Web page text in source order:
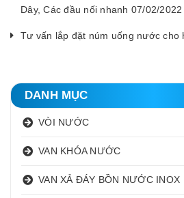
Dây, Các đầu nối nhanh 07/02/2022
Tư vấn lắp đặt núm uống nước cho
DANH MỤC
VÒI NƯỚC
VAN KHÓA NƯỚC
VAN XẢ ĐÁY BỒN NƯỚC INOX